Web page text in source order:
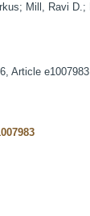
; Mill, Ravi D.;
Article e1007983